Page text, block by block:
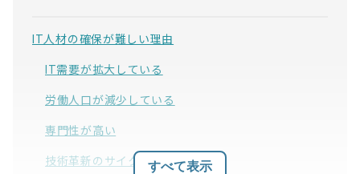
IT人材の確保が難しい理由
IT需要が拡大している
労働人口が減少している
専門性が高い
技術革新のサイクルが早い
すべて表示